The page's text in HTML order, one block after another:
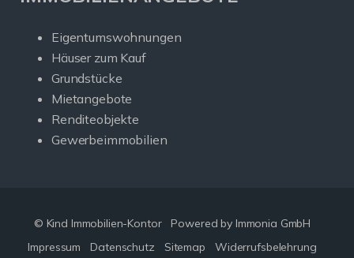
Eigentumswohnungen
Häuser zum Kauf
Grundstücke
Mietangebote
Renditeobjekte
Gewerbeimmobilien
© Kind Immobilien-Kontor
Powered by Immonia GmbH
Impressum
Datenschutz Sitemap Widerrufsbelehrung